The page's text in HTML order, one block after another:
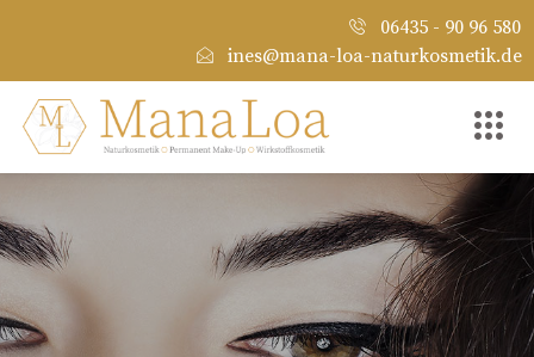
06435 - 90 96 580
ines@mana-loa-naturkosmetik.de